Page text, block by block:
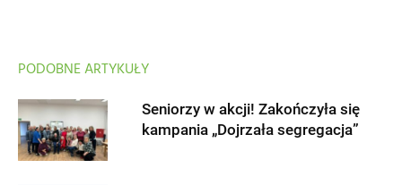
PODOBNE ARTYKUŁY
Seniorzy w akcji! Zakończyła się
kampania „Dojrzała segregacja”